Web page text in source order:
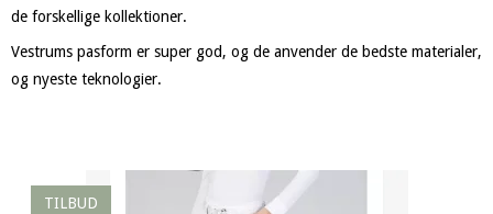
de forskellige kollektioner.
Vestrums pasform er super god, og de anvender de bedste materialer,
og nyeste teknologier.
TILBUD